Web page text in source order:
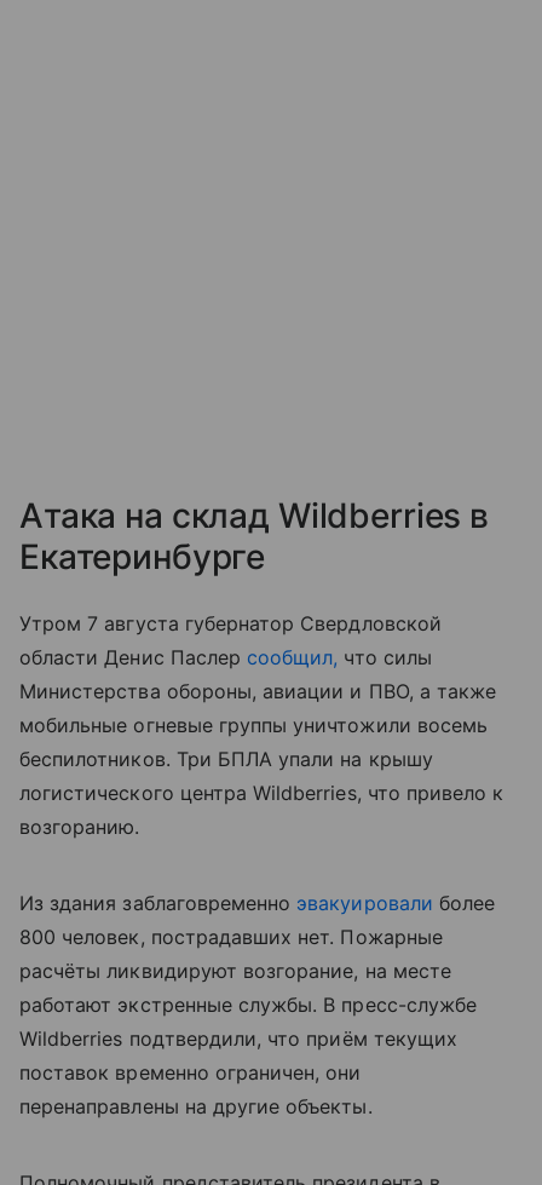
Атака на склад Wildberries в
Екатеринбурге
Утром 7 августа губернатор Свердловской
области Денис Паслер сообщил, что силы
Министерства обороны, авиации и ПВО, а также
мобильные огневые группы уничтожили восемь
беспилотников. Три БПЛА упали на крышу
логистического центра Wildberries, что привело к
возгоранию.
Из здания заблаговременно эвакуировали более
800 человек, пострадавших нет. Пожарные
расчёты ликвидируют возгорание, на месте
работают экстренные службы. В пресс-службе
Wildberries подтвердили, что приём текущих
поставок временно ограничен, они
перенаправлены на другие объекты.